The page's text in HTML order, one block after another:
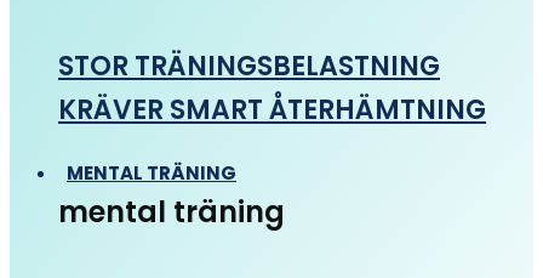
STOR TRÄNINGSBELASTNING
KRÄVER SMART ÅTERHÄMTNING
MENTAL TRÄNING
mental träning